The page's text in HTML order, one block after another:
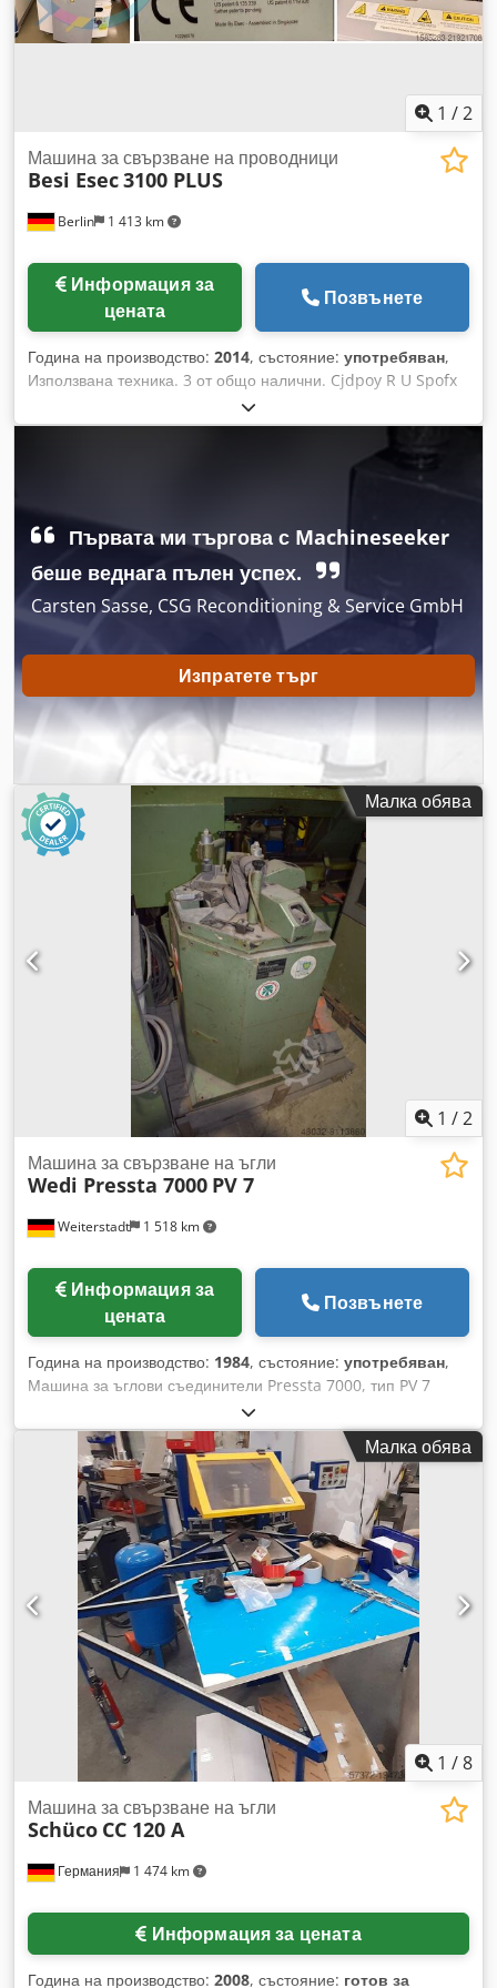
различава в зависимост от интензитета на използване -
Оглед на място в 37574 Айнбек с предварителна уговорка
1 /2
Berlin 1 413 km
Машина за свързване на проводници
Besi Esec3100 PLUS
Информация за
цената
Позвънете
Година на производство: 2014, състояние: употребяван,
Използвана техника. 3 от общо налични. Cjdpoy R U Spofx
Първата ми търгова с Machineseeker
беше веднага пълен успех.
Carsten Sasse, CSG Reconditioning & Service GmbH
Изпратете търг
Малка обява
1 /2
Weiterstadt 1 518 km
Машина за свързване на ъгли
Wedi Pressta 7000 PV 7
Информация за
цената
Позвънете
Година на производство: 1984, състояние: употребяван,
Машина за ъглови съединители Pressta 7000, тип PV 7
Малка обява
1 /8
Германия 1 474 km
Машина за свързване на ъгли
Schüco CC 120 A
Информация за цената
Година на производство: 2008, състояние: готов за